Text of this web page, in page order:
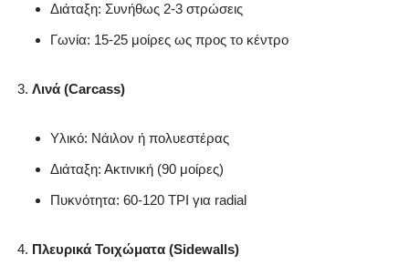
Διάταξη: Συνήθως 2-3 στρώσεις
Γωνία: 15-25 μοίρες ως προς το κέντρο
Λινά (Carcass)
Υλικό: Νάιλον ή πολυεστέρας
Διάταξη: Ακτινική (90 μοίρες)
Πυκνότητα: 60-120 TPI για radial
Πλευρικά Τοιχώματα (Sidewalls)